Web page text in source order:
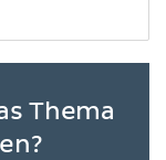
Thema